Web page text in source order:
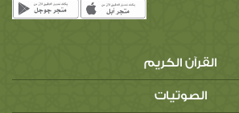
القرآن الكريم
الصوتيات